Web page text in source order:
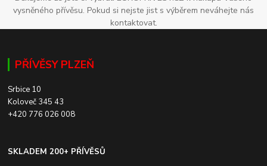
vysněného přívěsu. Pokud si nejste jist s výběrem neváhejte nás
kontaktovat.
PŘÍVĚSY PLZEŇ
Srbice 10
Koloveč 345 43
+420 776 026 008
SKLADEM 200+ PŘÍVĚSŮ